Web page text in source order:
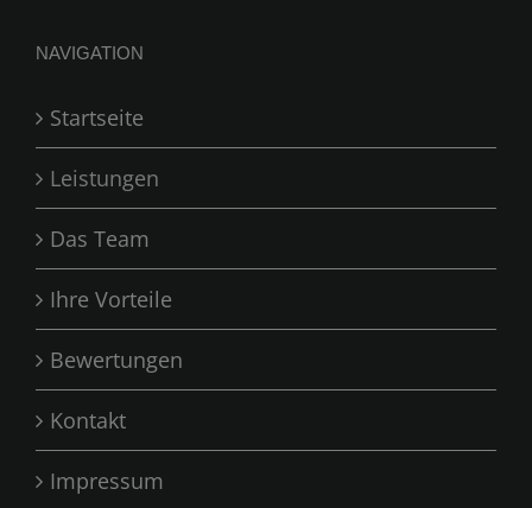
NAVIGATION
Startseite
Leistungen
Das Team
Ihre Vorteile
Bewertungen
Kontakt
Impressum